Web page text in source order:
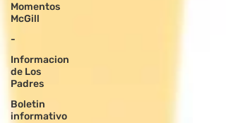
Momentos
McGill
-
Informacion
de Los
Padres
Boletin
informativo